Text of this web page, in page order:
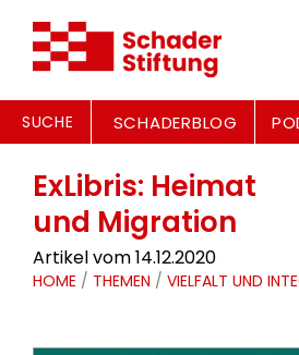
SUCHE SCHADERBLOG
ExLibris: Heimat
und Migration
Artikel vom 14.12.2020
HOME / THEMEN / VIELFALT UND